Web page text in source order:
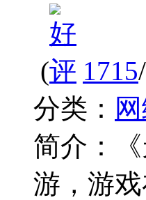
( 1715/
分类：
简介：
游，游